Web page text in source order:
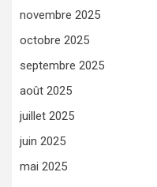
novembre 2025
octobre 2025
septembre 2025
août 2025
juillet 2025
juin 2025
mai 2025